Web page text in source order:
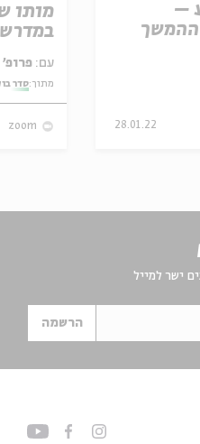
–
ההמשך
28.01.22
מותו
עם: פרופ' אביגדור שנאן
מתוך:סדר
zoom
ישר למייל
הרשמה